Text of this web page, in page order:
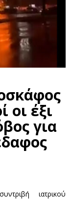
οι έξι
για
ιατρικού